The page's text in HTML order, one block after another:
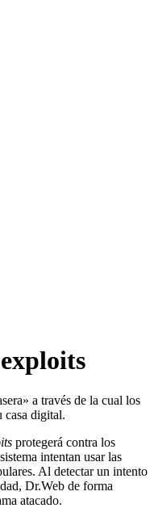
a través de la cual los
casa digital.
protegerá contra los
intentan usar las
Al detectar un intento
Dr.Web de forma
atacado.